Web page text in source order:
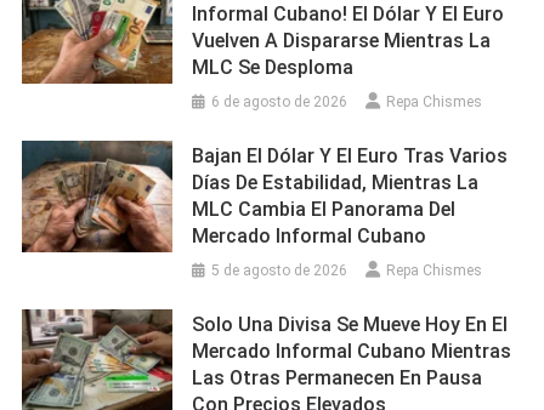
Informal Cubano! El Dólar Y El Euro
Vuelven A Dispararse Mientras La
MLC Se Desploma
6 de agosto de 2026 Repa Chismes
Bajan El Dólar Y El Euro Tras Varios
Días De Estabilidad, Mientras La
MLC Cambia El Panorama Del
Mercado Informal Cubano
5 de agosto de 2026 Repa Chismes
Solo Una Divisa Se Mueve Hoy En El
Mercado Informal Cubano Mientras
Las Otras Permanecen En Pausa
Con Precios Elevados